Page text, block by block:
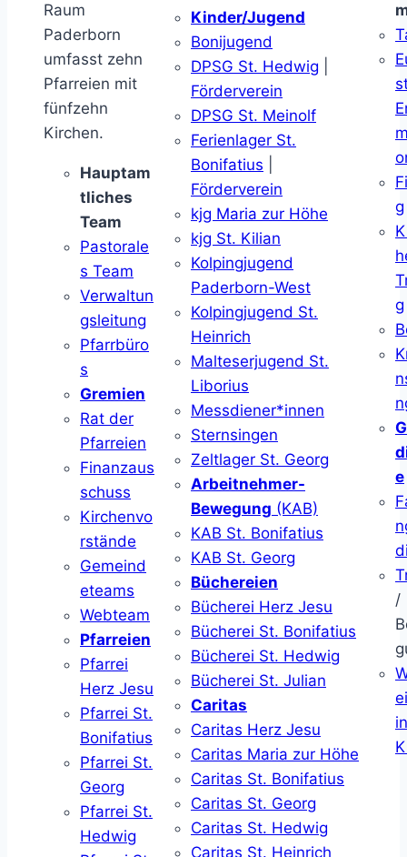
Raum
Paderborn
umfasst zehn
Pfarreien mit
fünfzehn
Kirchen.
Hauptam
tliches
Team
Pastorale
s Team
Verwaltun
gsleitung
Pfarrbüro
s
Gremien
Rat der
Pfarreien
Finanzaus
schuss
Kirchenvo
rstände
Gemeind
eteams
Webteam
Pfarreien
Pfarrei
Herz Jesu
Pfarrei St.
Bonifatius
Pfarrei St.
Georg
Pfarrei St.
Hedwig
Kinder/Jugend
Bonijugend
DPSG St. Hedwig
Förderverein
DPSG St. Meinolf
Ferienlager St.
Bonifatius
Förderverein
kjg Maria zur Höhe
kjg St. Kilian
Kolpingjugend
Paderborn-West
Kolpingjugend St.
Heinrich
Malteserjugend St.
Liborius
Messdiener*innen
Sternsingen
Zeltlager St. Georg
Arbeitnehmer-
Bewegung (KAB)
KAB St. Bonifatius
KAB St. Georg
Büchereien
Bücherei Herz Jesu
Bücherei St. Bonifatius
Bücherei St. Hedwig
Bücherei St. Julian
Caritas
Caritas Herz Jesu
Caritas Maria zur Höhe
Caritas St. Bonifatius
Caritas St. Georg
Caritas St. Hedwig
Caritas St. Heinrich
g
g
e
/